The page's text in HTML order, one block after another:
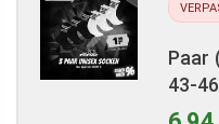
Paar
43-